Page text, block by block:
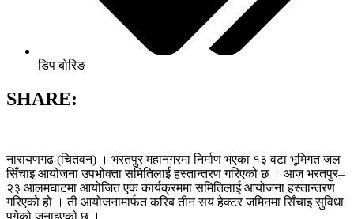
डिप बोरिङ
SHARE:
नारायणगढ (चितवन) । भरतपुर महानगरमा निर्माण भएका १३ वटा भूमिगत जल
सिँचाइ आयोजना उपभोक्ता समितिलाई हस्तान्तरण गरिएको छ । आज भरतपुर–
२३ आलमघाटमा आयोजित एक कार्यक्रममा समितिलाई आयोजना हस्तान्तरण
गरिएको हो । ती आयोजनामार्फत करिब तीन सय हेक्टर जमिनमा सिँचाइ सुविधा
पुगेको जनाइएको छ ।